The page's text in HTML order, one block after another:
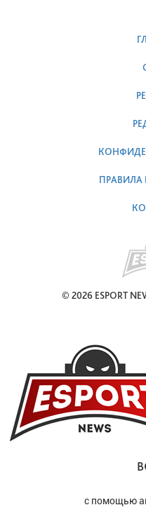
ПРАВИЛА
© 2026 ESPORT
с помощью